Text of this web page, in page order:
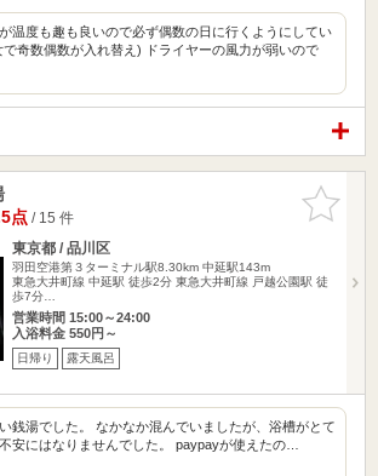
温度も趣も良いので必ず偶数の日に行くようにしてい
で奇数偶数が入れ替え) ドライヤーの風力が弱いので
お気に入
りに追加
点/ 15 件
東京都 / 品川区
羽田空港第３ターミナル駅8.30km 中延駅143m
東急大井町線 中延駅 徒歩2分 東急大井町線 戸越公園駅 徒
歩7分…
営業時間 15:00～24:00
入浴料金 550円～
日帰り 露天風呂
銭湯でした。 なかなか混んでいましたが、浴槽がとて
安にはなりませんでした。 paypayが使えたの…